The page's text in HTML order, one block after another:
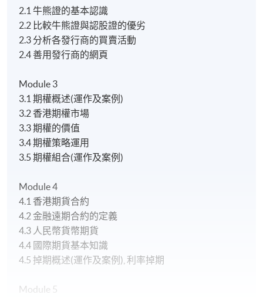
2.1 牛熊證的基本認識
2.2 比較牛熊證與認股證的優劣
2.3 分析各發行商的買賣活動
2.4 善用發行商的網頁
Module 3
3.1 期權概述(運作及案例)
3.2 香港期權市場
3.3 期權的價值
3.4 期權策略運用
3.5 期權組合(運作及案例)
Module 4
4.1 香港期貨合約
4.2 金融遠期合約的定義
4.3 人民幣貨幣期貨
4.4 國際期貨基本知識
4.5 掉期概述(運作及案例), 利率掉期
Module 5